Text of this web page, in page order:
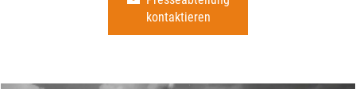
kontaktieren